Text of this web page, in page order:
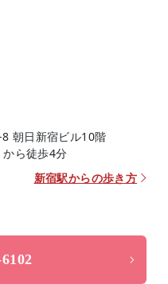
朝日新宿ビル10階
ら徒歩4分
新宿駅からの歩き方